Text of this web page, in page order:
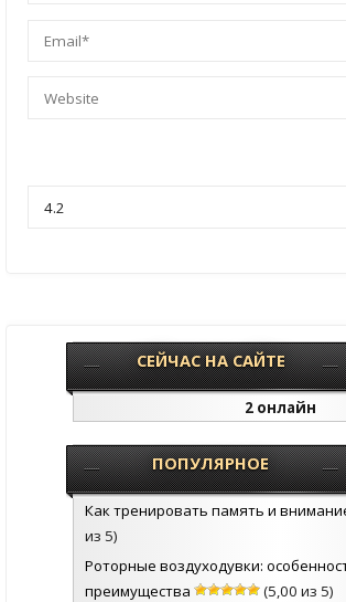
СЕЙЧАС НА САЙТЕ
2 онлайн
ПОПУЛЯРНОЕ
Как тренировать память и
из 5)
Роторные воздуходувки:
преимущества
(5,00 из 5)